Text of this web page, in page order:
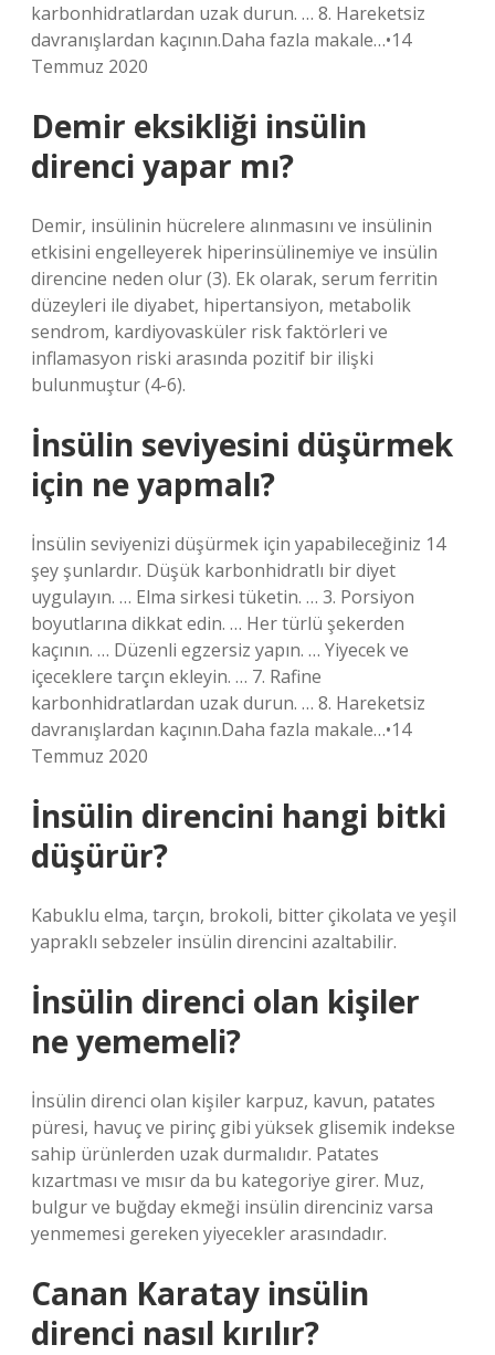
karbonhidratlardan uzak durun. … 8. Hareketsiz
davranışlardan kaçının.Daha fazla makale…•14
Temmuz 2020
Demir eksikliği insülin
direnci yapar mı?
Demir, insülinin hücrelere alınmasını ve insülinin
etkisini engelleyerek hiperinsülinemiye ve insülin
direncine neden olur (3). Ek olarak, serum ferritin
düzeyleri ile diyabet, hipertansiyon, metabolik
sendrom, kardiyovasküler risk faktörleri ve
inflamasyon riski arasında pozitif bir ilişki
bulunmuştur (4-6).
İnsülin seviyesini düşürmek
için ne yapmalı?
İnsülin seviyenizi düşürmek için yapabileceğiniz 14
şey şunlardır. Düşük karbonhidratlı bir diyet
uygulayın. … Elma sirkesi tüketin. … 3. Porsiyon
boyutlarına dikkat edin. … Her türlü şekerden
kaçının. … Düzenli egzersiz yapın. … Yiyecek ve
içeceklere tarçın ekleyin. … 7. Rafine
karbonhidratlardan uzak durun. … 8. Hareketsiz
davranışlardan kaçının.Daha fazla makale…•14
Temmuz 2020
İnsülin direncini hangi bitki
düşürür?
Kabuklu elma, tarçın, brokoli, bitter çikolata ve yeşil
yapraklı sebzeler insülin direncini azaltabilir.
İnsülin direnci olan kişiler
ne yememeli?
İnsülin direnci olan kişiler karpuz, kavun, patates
püresi, havuç ve pirinç gibi yüksek glisemik indekse
sahip ürünlerden uzak durmalıdır. Patates
kızartması ve mısır da bu kategoriye girer. Muz,
bulgur ve buğday ekmeği insülin direnciniz varsa
yenmemesi gereken yiyecekler arasındadır.
Canan Karatay insülin
direnci nasıl kırılır?